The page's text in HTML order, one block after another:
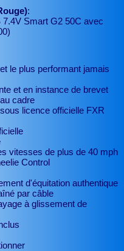
:
Smart G2 50C avec
le plus performant jamais
et en instance de brevet
cadre
licence officielle FXR
vitesses de plus de 40 mph
Control
d'équitation authentique
par câble
à glissement de